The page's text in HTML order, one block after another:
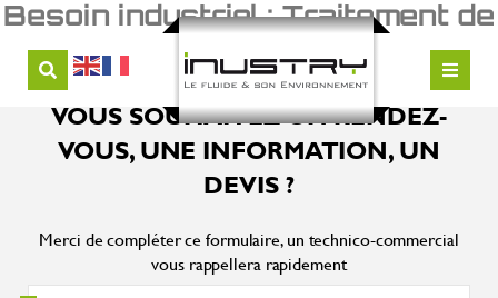
Besoin industriel :Traitement de
VOUS SOUHAITEZ UN RENDEZ-
VOUS, UNE INFORMATION, UN
DEVIS ?
Merci de compléter ce formulaire, un technico-commercial
vous rappellera rapidement